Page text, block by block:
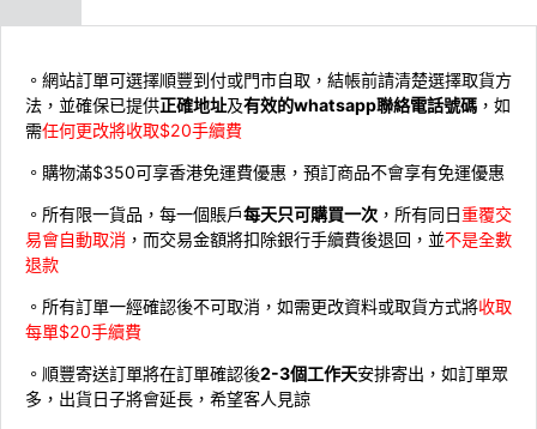
。網站訂單可選擇順豐到付或門市自取，結帳前請清楚選擇取貨方
法，並確保已提供正確地址及有效的whatsapp聯絡電話號碼 ，如
需任何更改將收取$20手續費
。購物滿$350可享香港免運費優惠，預訂商品不會享有免運優惠
。所有限一貨品，每一個賬戶每天只可購買一次 ，所有同日重覆交
易會自動取消 ，而交易金額將扣除銀行手續費後退回，並不是全數
退款
。所有訂單一經確認後不可取消，如需更改資料或取貨方式將收取
每單$20手續費
。順豐寄送訂單將在訂單確認後2-3個工作天安排寄出，如訂單眾
多，出貨日子將會延長，希望客人見諒